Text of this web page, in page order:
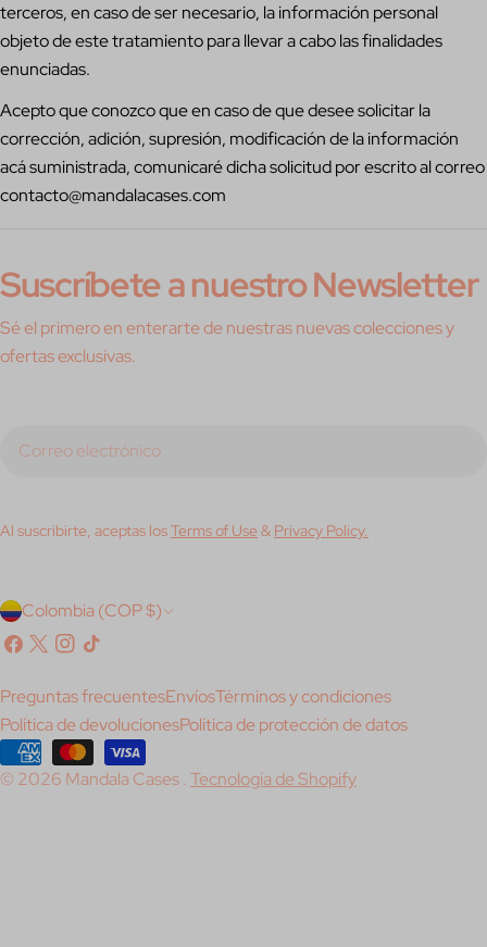
terceros, en caso de ser necesario, la información personal
objeto de este tratamiento para llevar a cabo las finalidades
enunciadas.
Acepto que conozco que en caso de que desee solicitar la
corrección, adición, supresión, modificación de la información
acá suministrada, comunicaré dicha solicitud por escrito al correo
contacto@mandalacases.com
Suscríbete a nuestro Newsletter
Sé el primero en enterarte de nuestras nuevas colecciones y
ofertas exclusivas.
Al suscribirte, aceptas losTerms of Use & Privacy Policy.
P
a
í
s
/
r
Colombia (COP $)
Facebook
X
Instagram
Tik
© 2026 Mandala Cases.Tecnología de Shopify
Preguntas frecuentesEnvíosTérminos y condiciones
Política de devolucionesPolítica de protección de datos
Métodos
de